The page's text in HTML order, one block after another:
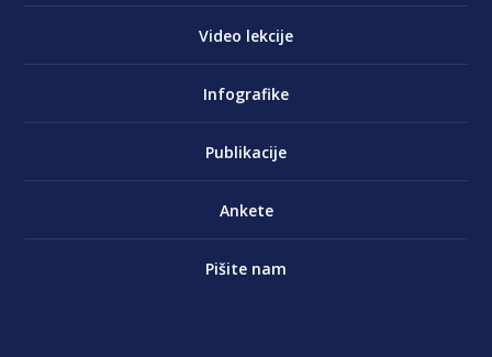
Video lekcije
Infografike
Publikacije
Ankete
Pišite nam